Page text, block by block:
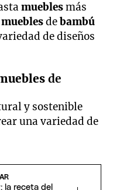
mueblesmás
mueblesdebambú
de diseños
de
y sostenible
una variedad de
la receta del